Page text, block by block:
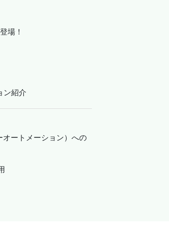
場！
ン紹介
ートメーション）への